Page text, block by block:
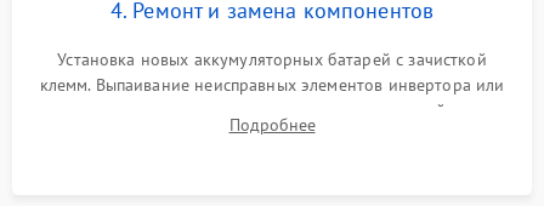
4. Ремонт и замена компонентов
Установка новых аккумуляторных батарей с зачисткой
клемм. Выпаивание неисправных элементов инвертора или
цепи зарядки и монтаж новых радиодеталей.
Восстановление поврежденных токоведущих дорожек и
Подробнее